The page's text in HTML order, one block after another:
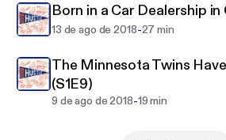
Born in a Car Dealership in
13 de ago de 2018-27 min
The Minnesota Twins
(S1E9)
9 de ago de 2018-19 min